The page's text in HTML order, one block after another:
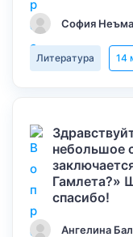
София
Литература 14
небольшое
Гамлета?»
спасибо!
Ангелина